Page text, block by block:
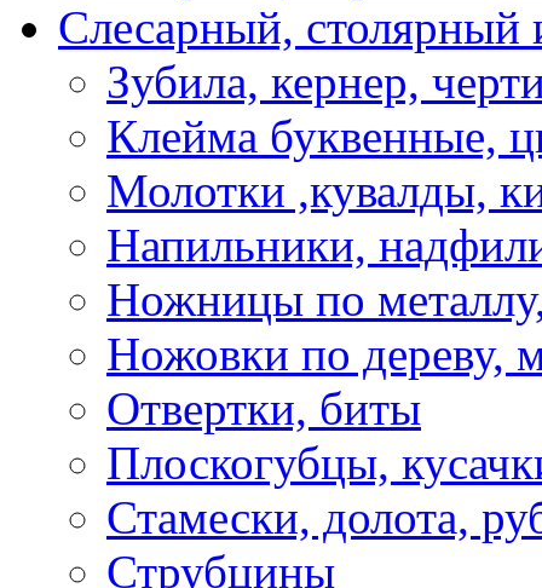
Слесарный, столярный
Зубила, кернер,
Клейма буквенные,
Молотки ,кувалды,
Напильники,
Ножницы по
Ножовки по дереву,
Отвертки, биты
Плоскогубцы,
Стамески, долота,
Струбцины